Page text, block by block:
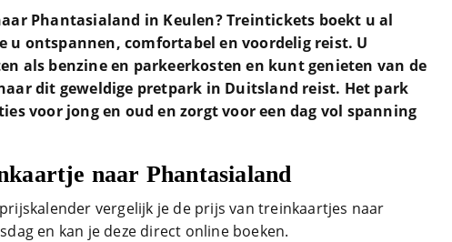
Phantasialand in Keulen? Treintickets boekt u al
u ontspannen, comfortabel en voordelig reist. U
als benzine en parkeerkosten en kunt genieten van de
dit geweldige pretpark in Duitsland reist. Het park
voor jong en oud en zorgt voor een dag vol spanning
naar Phantasialand
vergelijk je de prijs van treinkaartjes naar
en kan je deze direct online boeken.